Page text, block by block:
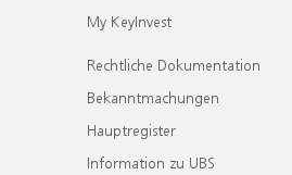
My KeyInvest
Rechtliche Dokumentation
Bekanntmachungen
Hauptregister
Information zu UBS